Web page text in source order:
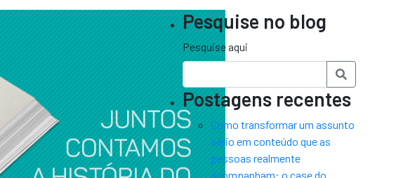
Pesquise no blog
Pesquise aqui
Postagens recentes
Como transformar um assunto
sério em conteúdo que as
pessoas realmente
acompanham: o case do